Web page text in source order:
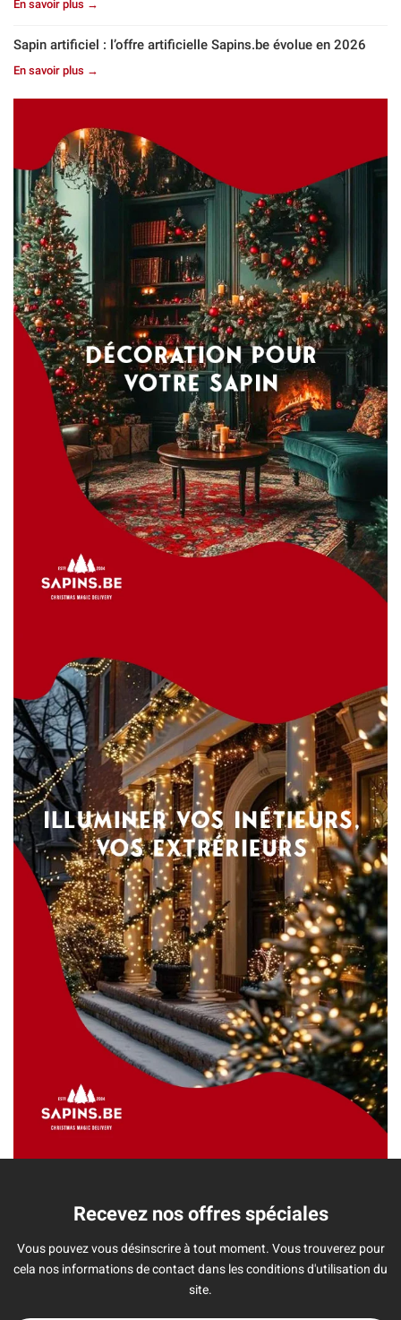
En savoir plus →
Sapin artificiel : l’offre artificielle Sapins.be évolue en 2026
En savoir plus →
Recevez nos offres spéciales
Vous pouvez vous désinscrire à tout moment. Vous trouverez pour
cela nos informations de contact dans les conditions d'utilisation du
site.